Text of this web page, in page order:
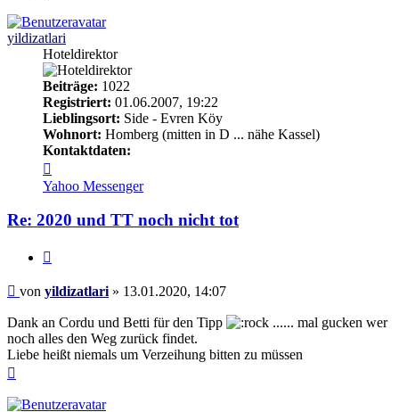
yildizatlari
Hoteldirektor
Beiträge: 1022
Registriert: 01.06.2007, 19:22
Lieblingsort: Side - Evren Köy
Wohnort: Homberg (mitten in D ... nähe Kassel)
Kontaktdaten:
von
yildizatlari
Yahoo Messenger
Re: 2020 und TT noch nicht tot
Beitrag
von yildizatlari » 13.01.2020, 14:07
Dank an Cordu und Betti für den Tipp
...... mal gucken wer
noch alles den Weg zurück findet.
Liebe heißt niemals um Verzeihung bitten zu müssen